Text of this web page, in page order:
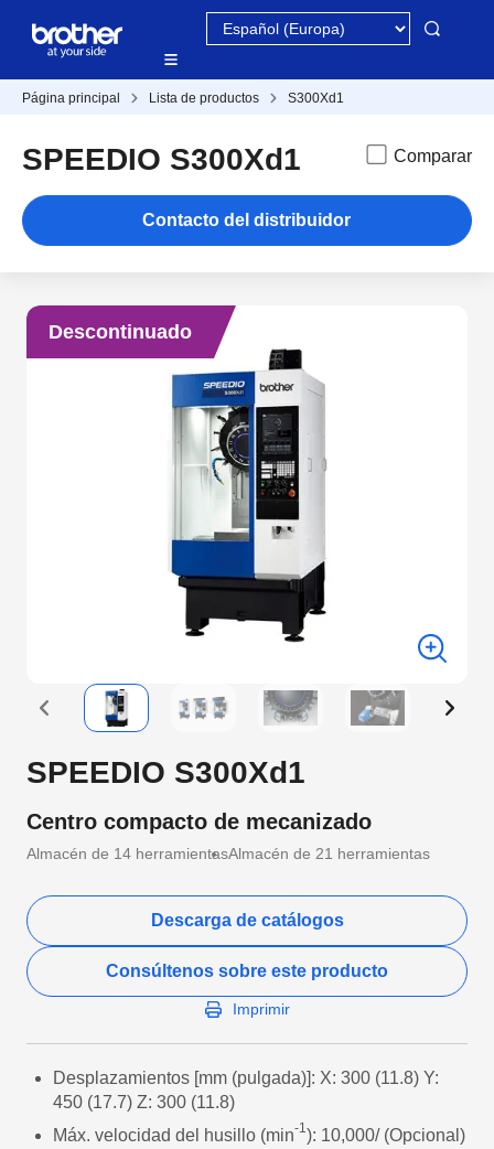
Página principal Lista de productos S300Xd1
SPEEDIO S300Xd1 Comparar
Contacto del distribuidor
Descontinuado
SPEEDIO S300Xd1
Centro compacto de mecanizado
Almacén de 14 herramientasAlmacén de 21 herramientas
Descarga de catálogos
Consúltenos sobre este producto
Imprimir
Desplazamientos [mm (pulgada)]: X: 300 (11.8) Y:
450 (17.7) Z: 300 (11.8)
Máx. velocidad del husillo (min-1): 10,000/ (Opcional)